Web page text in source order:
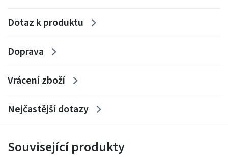
Dotaz k produktu
Doprava
Vrácení zboží
Nejčastější dotazy
Související produkty